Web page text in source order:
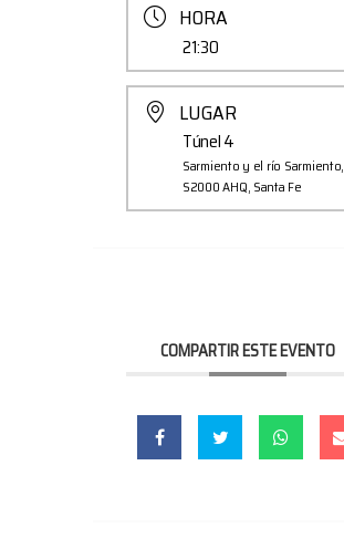
HORA
21:30
LUGAR
Túnel 4
Sarmiento y el río Sarmiento,
S2000 AHQ, Santa Fe
COMPARTIR ESTE EVENTO